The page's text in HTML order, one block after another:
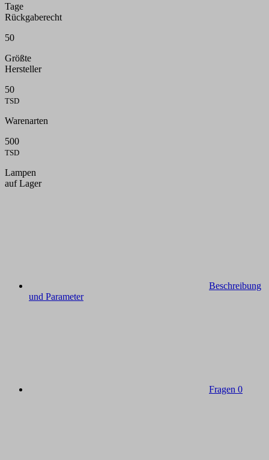
Tage
Rückgaberecht
50
Größte
Hersteller
50
TSD
Warenarten
500
TSD
Lampen
auf Lager
Beschreibung
und Parameter
Fragen 0